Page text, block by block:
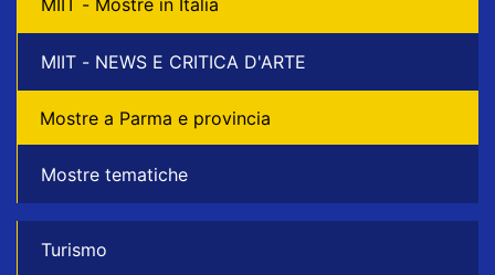
MIIT - NEWS E CRITICA D'ARTE
Mostre a Parma e provincia
Mostre tematiche
Turismo